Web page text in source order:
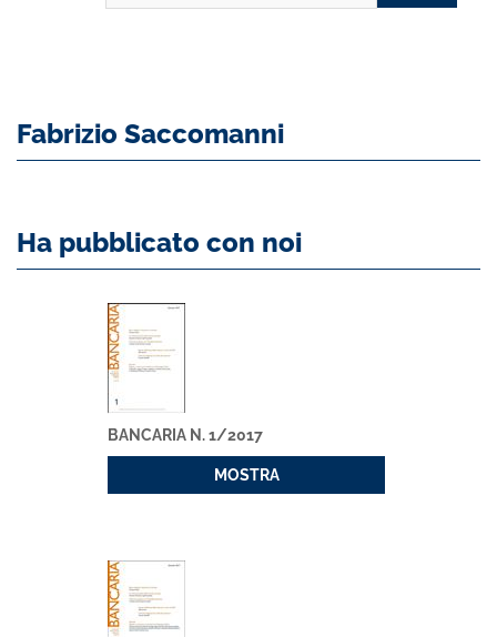
Fabrizio Saccomanni
Ha pubblicato con noi
BANCARIA N. 1/2017
MOSTRA